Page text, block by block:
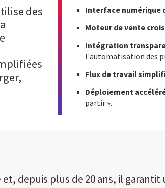
des
Interface numérique
Moteur de vente
Intégration
l'automatisation des
Flux de travail
Déploiement
partir ».
depuis plus de 20 ans, il